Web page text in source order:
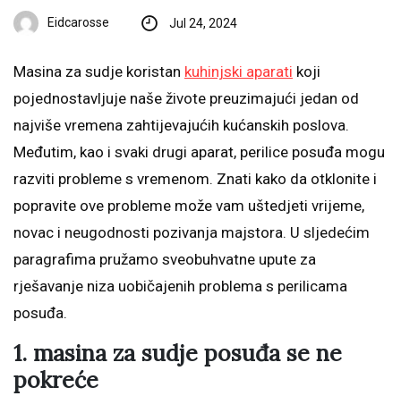
Eidcarosse Jul 24, 2024
Masina za sudje koristan kuhinjski aparati koji
pojednostavljuje naše živote preuzimajući jedan od
najviše vremena zahtijevajućih kućanskih poslova.
Međutim, kao i svaki drugi aparat, perilice posuđa mogu
razviti probleme s vremenom. Znati kako da otklonite i
popravite ove probleme može vam uštedjeti vrijeme,
novac i neugodnosti pozivanja majstora. U sljedećim
paragrafima pružamo sveobuhvatne upute za
rješavanje niza uobičajenih problema s perilicama
posuđa.
1. masina za sudje posuđa se ne
pokreće